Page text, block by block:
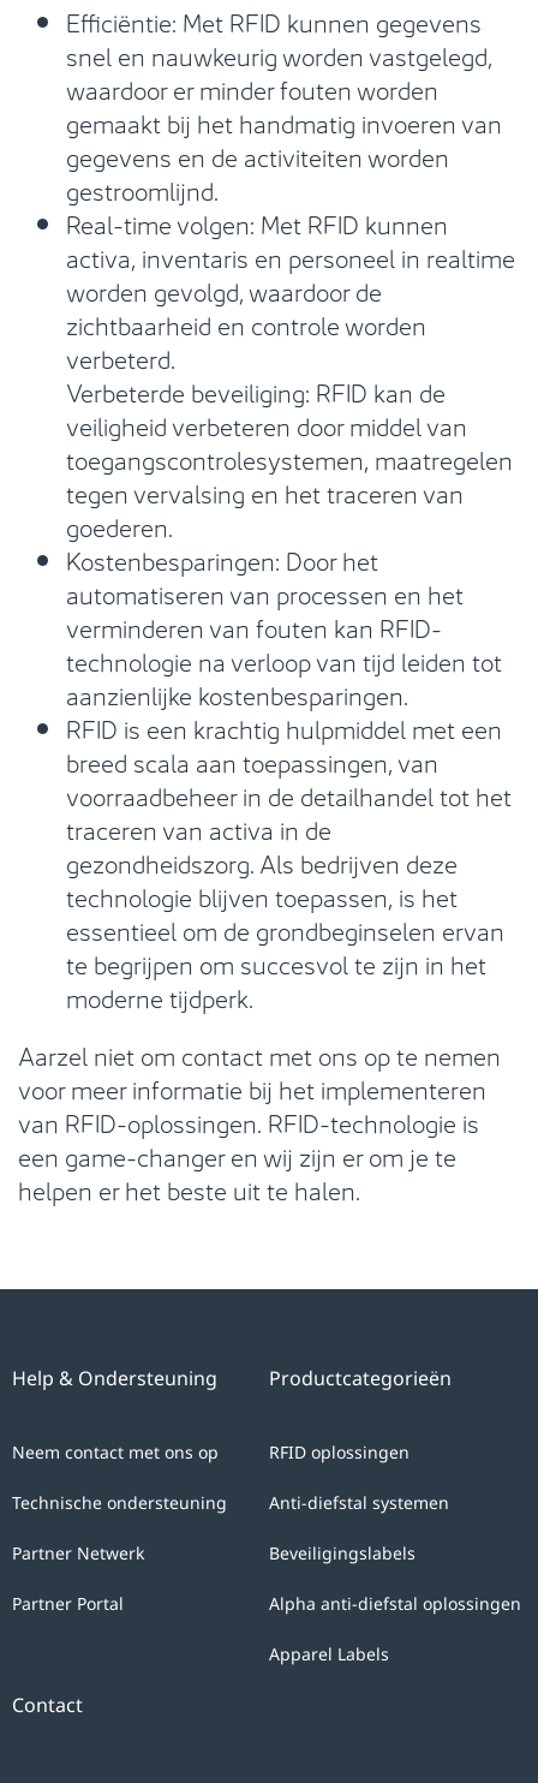
Efficiëntie: Met RFID kunnen gegevens
snel en nauwkeurig worden vastgelegd,
waardoor er minder fouten worden
gemaakt bij het handmatig invoeren van
gegevens en de activiteiten worden
gestroomlijnd.
Real-time volgen: Met RFID kunnen
activa, inventaris en personeel in realtime
worden gevolgd, waardoor de
zichtbaarheid en controle worden
verbeterd.
Verbeterde beveiliging: RFID kan de
veiligheid verbeteren door middel van
toegangscontrolesystemen, maatregelen
tegen vervalsing en het traceren van
goederen.
Kostenbesparingen: Door het
automatiseren van processen en het
verminderen van fouten kan RFID-
technologie na verloop van tijd leiden tot
aanzienlijke kostenbesparingen.
RFID is een krachtig hulpmiddel met een
breed scala aan toepassingen, van
voorraadbeheer in de detailhandel tot het
traceren van activa in de
gezondheidszorg. Als bedrijven deze
technologie blijven toepassen, is het
essentieel om de grondbeginselen ervan
te begrijpen om succesvol te zijn in het
moderne tijdperk.
Aarzel niet om contact met ons op te nemen
voor meer informatie bij het implementeren
van RFID-oplossingen. RFID-technologie is
een game-changer en wij zijn er om je te
helpen er het beste uit te halen.
Productcategorieën
RFID oplossingen
Anti-diefstal systemen
Beveiligingslabels
Alpha anti-diefstal oplossingen
Apparel Labels
Help & Ondersteuning
Neem contact met ons op
Technische ondersteuning
Partner Netwerk
Partner Portal
Contact